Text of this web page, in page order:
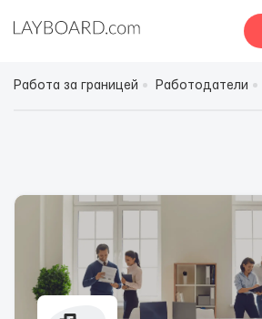
Работа за границей Работодатели